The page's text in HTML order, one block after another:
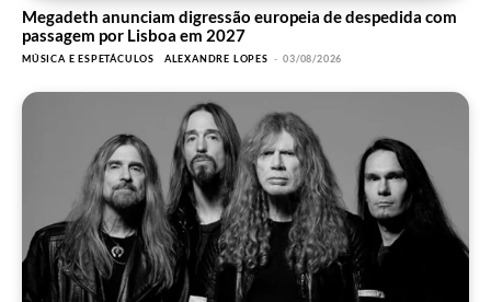
Megadeth anunciam digressão europeia de despedida com
passagem por Lisboa em 2027
MÚSICA E ESPETÁCULOS ALEXANDRE LOPES - 03/08/2026